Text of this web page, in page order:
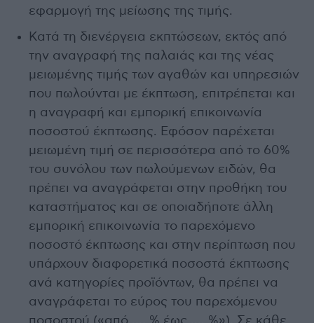
εφαρμογή της μείωσης της τιμής.
Κατά τη διενέργεια εκπτώσεων, εκτός από
την αναγραφή της παλαιάς και της νέας
μειωμένης τιμής των αγαθών και υπηρεσιών
που πωλούνται με έκπτωση, επιτρέπεται και
η αναγραφή και εμπορική επικοινωνία
ποσοστού έκπτωσης. Εφόσον παρέχεται
μειωμένη τιμή σε περισσότερα από το 60%
του συνόλου των πωλούμενων ειδών, θα
πρέπει να αναγράφεται στην προθήκη του
καταστήματος και σε οποιαδήποτε άλλη
εμπορική επικοινωνία το παρεχόμενο
ποσοστό έκπτωσης και στην περίπτωση που
υπάρχουν διαφορετικά ποσοστά έκπτωσης
ανά κατηγορίες προϊόντων, θα πρέπει να
αναγράφεται το εύρος του παρεχόμενου